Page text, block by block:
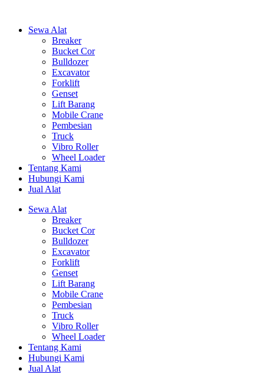
Sewa Alat
Breaker
Bucket Cor
Bulldozer
Excavator
Forklift
Genset
Lift Barang
Mobile Crane
Pembesian
Truck
Vibro Roller
Wheel Loader
Tentang Kami
Hubungi Kami
Jual Alat
Sewa Alat
Breaker
Bucket Cor
Bulldozer
Excavator
Forklift
Genset
Lift Barang
Mobile Crane
Pembesian
Truck
Vibro Roller
Wheel Loader
Tentang Kami
Hubungi Kami
Jual Alat